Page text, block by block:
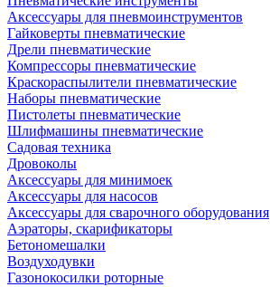
Аксессуары для пневмоинструментов
Гайковерты пневматические
Дрели пневматические
Компрессоры пневматические
Краскораспылители пневматические
Наборы пневматические
Пистолеты пневматические
Шлифмашины пневматические
Садовая техника
Дровоколы
Аксессуары для минимоек
Аксессуары для насосов
Аксессуары для сварочного оборудования
Аэраторы, скарификаторы
Бетономешалки
Воздуходувки
Газонокосилки роторные